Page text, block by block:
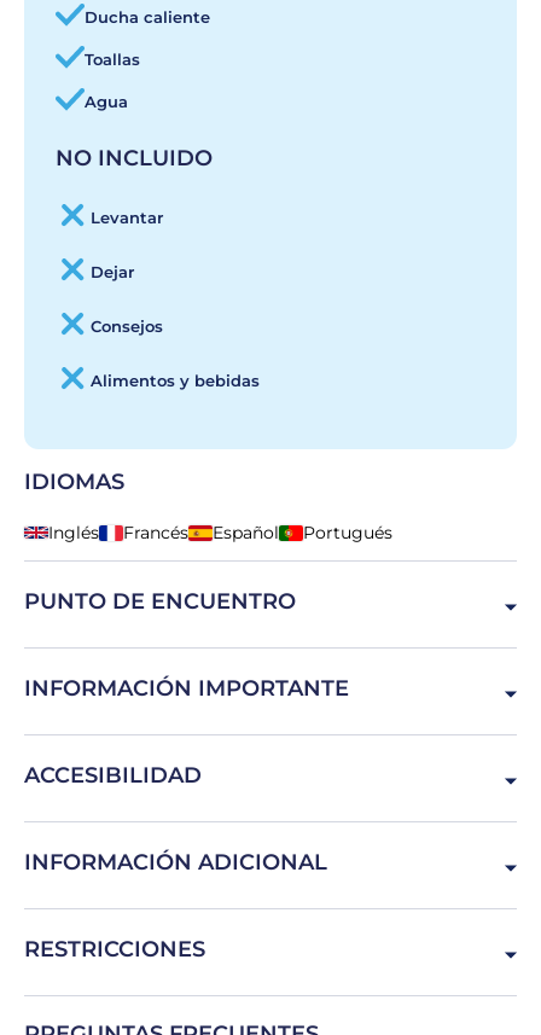
Ducha caliente
Toallas
Agua
NO INCLUIDO
Levantar
Dejar
Consejos
Alimentos y bebidas
IDIOMAS
Inglés Francés Español Portugués
PUNTO DE ENCUENTRO
9400 Vila Baleira, Portugal
INFORMACIÓN IMPORTANTE
ACCESIBILIDAD
Mujeres embarazadas, personas con problemas de espalda
INFORMACIÓN ADICIONAL
RESTRICCIONES